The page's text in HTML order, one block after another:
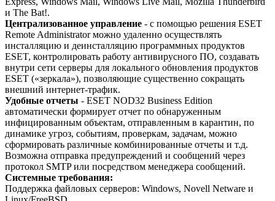
и The Bat!.
Централизованное управление - с помощью решения ESET
Remote Administrator можно удаленно осуществлять
инсталляцию и деинсталляцию программных продуктов
ESET, контролировать работу антивирусного ПО, создавать
внутри сети серверы для локального обновления продуктов
ESET («зеркала»), позволяющие существенно сокращать
внешний интернет-трафик.
Удобные отчеты - ESET NOD32 Business Edition
автоматически формирует отчет по обнаруженным
инфицированным объектам, отправленным в карантин, по
динамике угроз, событиям, проверкам, задачам, можно
сформировать различные комбинированные отчеты и т.д.
Возможна отправка предупреждений и сообщений через
протокол SMTP или посредством менеджера сообщений.
Системные требования:
Поддержка файловых серверов: Windows, Novell Netware и